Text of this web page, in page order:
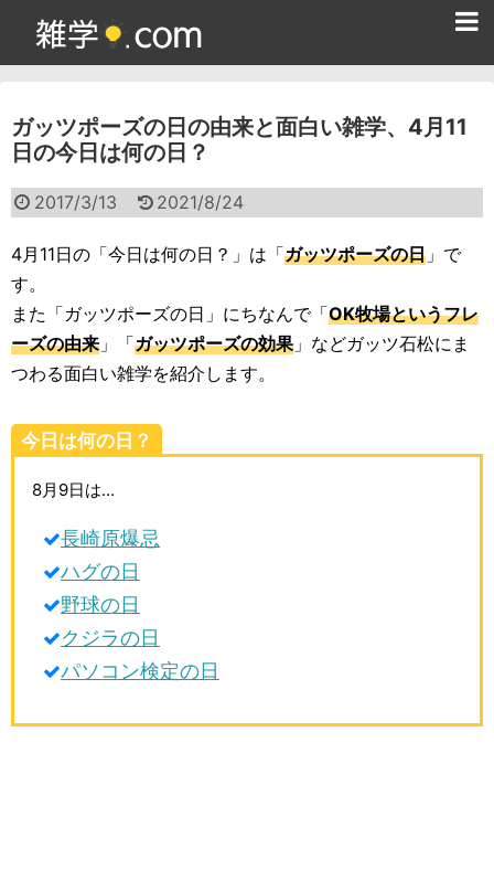
ガッツポーズの日の由来と面白い雑学、4月11
日の今日は何の日？
2017/3/13 2021/8/24
4月11日の「今日は何の日？」は「ガッツポーズの日 」で
す。
また「ガッツポーズの日」にちなんで「OK牧場というフレ
ーズの由来 」「ガッツポーズの効果」などガッツ石松にま
つわる面白い雑学を紹介します。
今日は何の日？
8月9日は…
長崎原爆忌
ハグの日
野球の日
クジラの日
パソコン検定の日
雑学クイズ問題集
面白い雑学
スポーツ雑学
食べ物雑学
動物雑学
サイト情報